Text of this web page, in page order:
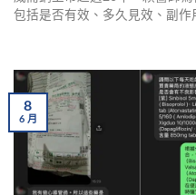
包括是否有效、多久見效、副
8
6月